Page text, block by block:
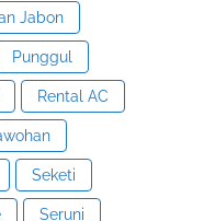
Jabon
Punggul
Rental AC
Seketi
Seruni